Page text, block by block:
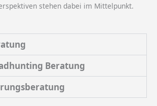
stehen dabei im Mittelpunkt.
Beratung